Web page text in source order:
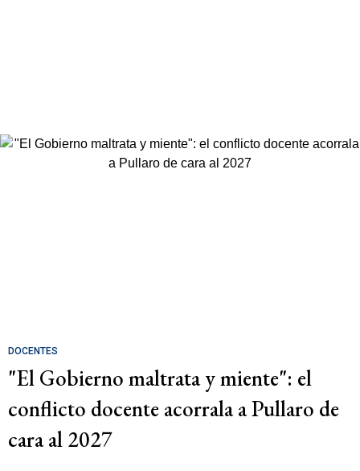
DOCENTES
"El Gobierno maltrata y miente": el
conflicto docente acorrala a Pullaro de
cara al 2027